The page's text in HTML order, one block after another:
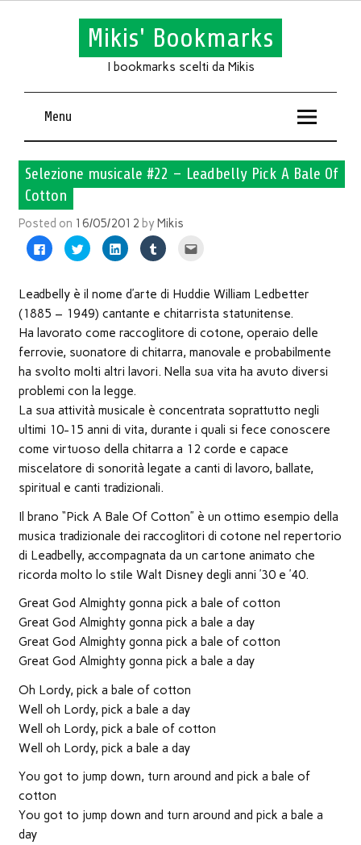
Mikis' Bookmarks
I bookmarks scelti da Mikis
Menu
Selezione musicale #22 – Leadbelly Pick A Bale Of
Cotton
Posted on 16/05/2012 byMikis
Fai
clic
Facebook
apre
una
finestra)
Fai
clic
su
(Si
apre
in
nuova
Fai
clic
su
(Si
in
nuova
Fai
clic
su
(Si
in
nuova
finestra)
l'articolo
mail
un
(Si
in
Leadbelly è il nome d’arte di Huddie William Ledbetter
(1885 – 1949) cantante e chitarrista statunitense.
Ha lavorato come raccoglitore di cotone, operaio delle
ferrovie, suonatore di chitarra, manovale e probabilmente
ha svolto molti altri lavori. Nella sua vita ha avuto diversi
problemi con la legge.
La sua attività musicale è concentrata soprattutto negli
ultimi 10-15 anni di vita, durante i quali si fece conoscere
come virtuoso della chitarra a 12 corde e capace
miscelatore di sonorità legate a canti di lavoro, ballate,
spiritual e canti tradizionali.
Il brano “Pick A Bale Of Cotton” è un ottimo esempio della
musica tradizionale dei raccoglitori di cotone nel repertorio
di Leadbelly, accompagnata da un cartone animato che
ricorda molto lo stile Walt Disney degli anni ’30 e ’40.
Great God Almighty gonna pick a bale of cotton
Great God Almighty gonna pick a bale a day
Great God Almighty gonna pick a bale of cotton
Great God Almighty gonna pick a bale a day
Oh Lordy, pick a bale of cotton
Well oh Lordy, pick a bale a day
Well oh Lordy, pick a bale of cotton
Well oh Lordy, pick a bale a day
You got to jump down, turn around and pick a bale of
cotton
You got to jump down and turn around and pick a bale a
day